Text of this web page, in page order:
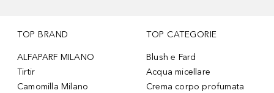
TOP BRAND
ALFAPARF MILANO
Tirtir
Camomilla Milano
TOP CATEGORIE
Blush e Fard
Acqua micellare
Crema corpo profumata